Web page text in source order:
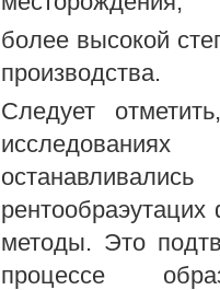
более высокой
производства.
Следует
методы. Это
процессе